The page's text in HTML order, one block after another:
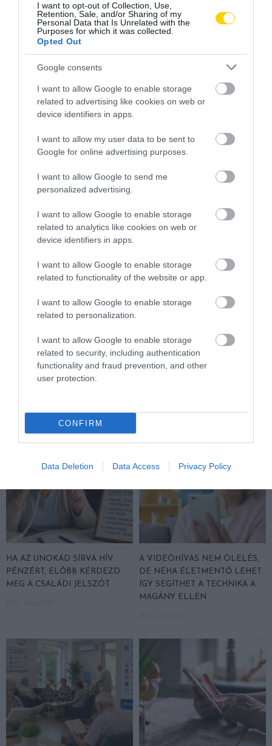
I want to opt-out of Collection, Use,
Retention, Sale, and/or Sharing of my
Personal Data that Is Unrelated with the
Purposes for which it was collected.
Opted Out
Google consents
I want to allow Google to enable storage
related to advertising like cookies on web or
device identifiers in apps.
I want to allow my user data to be sent to
Google for online advertising purposes.
I want to allow Google to send me
personalized advertising.
I want to allow Google to enable storage
related to analytics like cookies on web or
device identifiers in apps.
I want to allow Google to enable storage
related to functionality of the website or app.
I want to allow Google to enable storage
related to personalization.
I want to allow Google to enable storage
related to security, including authentication
functionality and fraud prevention, and other
user protection.
CONFIRM
Data Deletion Data Access Privacy Policy
PÁRKAPCSOLAT
SZERETNÉNK ÖNÁLLÓAN
MENNI A PIACRA?
2026. AUGUSZTUS 05.
PROGRAM ÜGYÉBEN: BAJBAN
VAN A SZOLGÁLTATÁS? 7
KÉRDÉS, AMIRE MINDEN
HA AZ UNOKÁD SÍRVA HÍV
PÉNZÉRT, ELŐBB KÉRDEZD
MEG A CSALÁDI JELSZÓT
A VIDEÓHÍVÁS NEM ÖLELÉS,
DE NÉHA ÉLETMENTŐ LEHET:
ÍGY SEGÍTHET A TECHNIKA A
MAGÁNY ELLEN